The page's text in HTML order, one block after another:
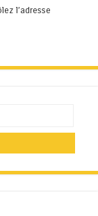
l’adresse